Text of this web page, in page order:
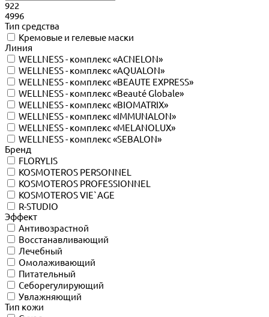
922
4996
Тип средства
Кремовые и гелевые маски
Линия
WELLNESS - комплекс «ACNELON»
WELLNESS - комплекс «AQUALON»
WELLNESS - комплекс «BEAUTE EXPRESS»
WELLNESS - комплекс «Beauté Globale»
WELLNESS - комплекс «BIOMATRIX»
WELLNESS - комплекс «IMMUNALON»
WELLNESS - комплекс «MELANOLUX»
WELLNESS - комплекс «SEBALON»
Бренд
FLORYLIS
KOSMOTEROS PERSONNEL
KOSMOTEROS PROFESSIONNEL
KOSMOTEROS VIE`AGE
R-STUDIO
Эффект
Антивозрастной
Восстанавливающий
Лечебный
Омолаживающий
Питательный
Себорегулирующий
Увлажняющий
Тип кожи